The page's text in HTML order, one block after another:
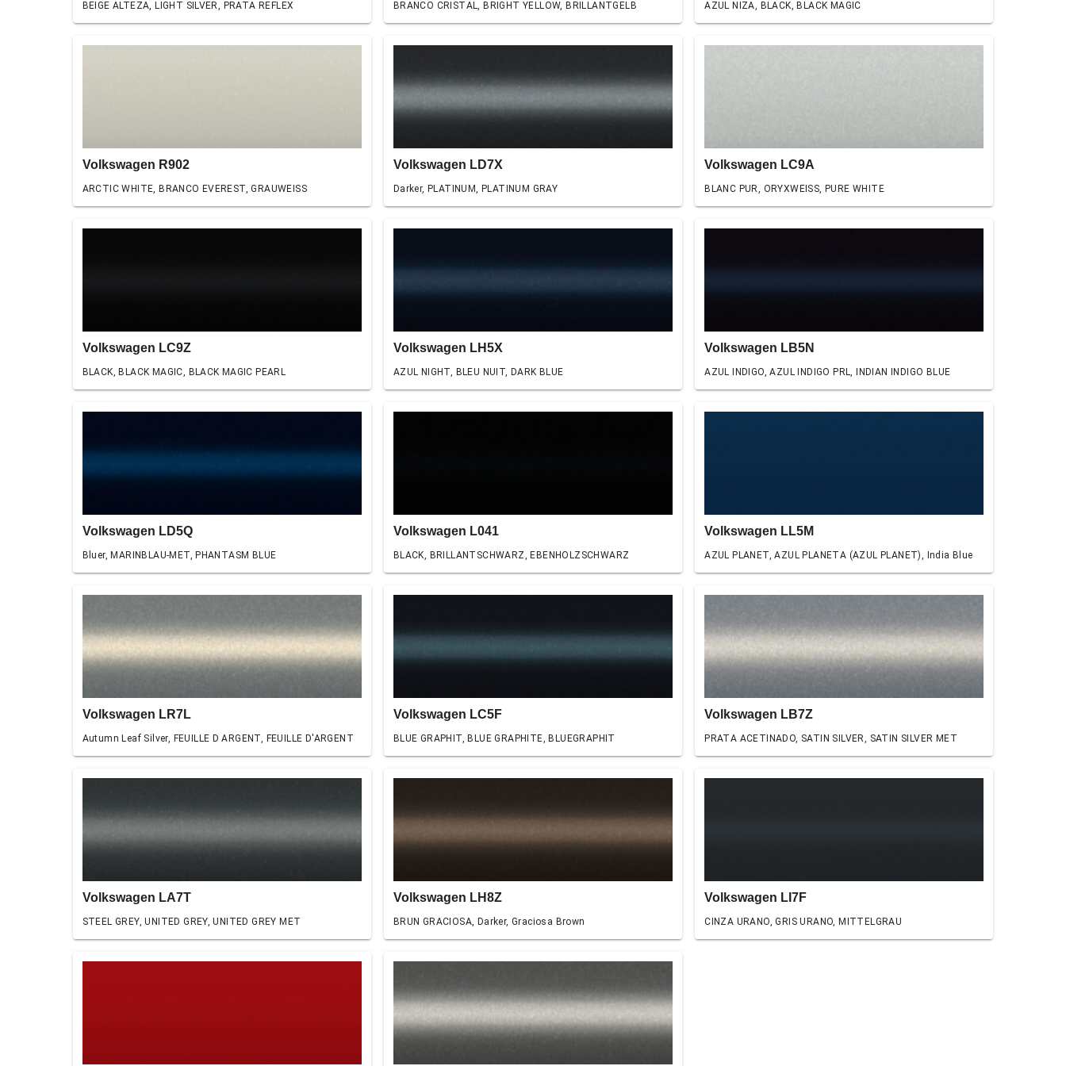
BEIGE ALTEZA, LIGHT SILVER, PRATA REFLEX BRANCO CRISTAL, BRIGHT YELLOW, BRILLANTGELB AZUL NIZA, BLACK, BLACK MAGIC
Volkswagen R902
ARCTIC WHITE, BRANCO EVEREST, GRAUWEISS
Volkswagen LD7X
Darker, PLATINUM, PLATINUM GRAY
Volkswagen LC9A
BLANC PUR, ORYXWEISS, PURE WHITE
Volkswagen LC9Z
BLACK, BLACK MAGIC, BLACK MAGIC PEARL
Volkswagen LH5X
AZUL NIGHT, BLEU NUIT, DARK BLUE
Volkswagen LB5N
AZUL INDIGO, AZUL INDIGO PRL, INDIAN INDIGO BLUE
Volkswagen LD5Q
Bluer, MARINBLAU-MET, PHANTASM BLUE
Volkswagen L041
BLACK, BRILLANTSCHWARZ, EBENHOLZSCHWARZ
Volkswagen LL5M
AZUL PLANET, AZUL PLANETA (AZUL PLANET), India Blue
Volkswagen LR7L
Autumn Leaf Silver, FEUILLE D ARGENT, FEUILLE D'ARGENT
Volkswagen LC5F
BLUE GRAPHIT, BLUE GRAPHITE, BLUEGRAPHIT
Volkswagen LB7Z
PRATA ACETINADO, SATIN SILVER, SATIN SILVER MET
Volkswagen LA7T
STEEL GREY, UNITED GREY, UNITED GREY MET
Volkswagen LH8Z
BRUN GRACIOSA, Darker, Graciosa Brown
Volkswagen LI7F
CINZA URANO, GRIS URANO, MITTELGRAU